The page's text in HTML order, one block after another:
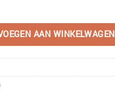
& kind tweedaagse aantal
AAN WINKELWAGEN